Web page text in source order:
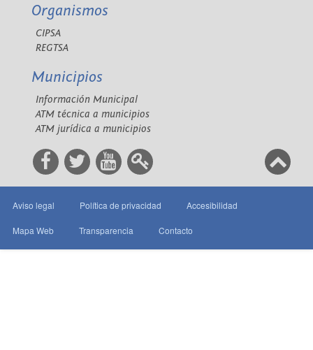
Organismos
CIPSA
REGTSA
Municipios
Información Municipal
ATM técnica a municipios
ATM jurídica a municipios
Aviso legal Política de privacidad Accesibilidad
Mapa Web Transparencia Contacto